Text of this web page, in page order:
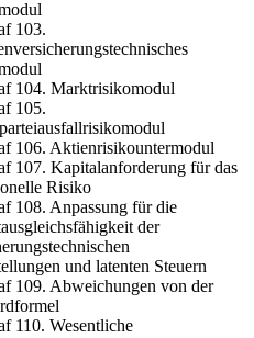
103.
104. Marktrisikomodul
105.
106. Aktienrisikountermodul
107. Kapitalanforderung für das
Risiko
108. Anpassung für die
der
und latenten Steuern
109. Abweichungen von der
110. Wesentliche